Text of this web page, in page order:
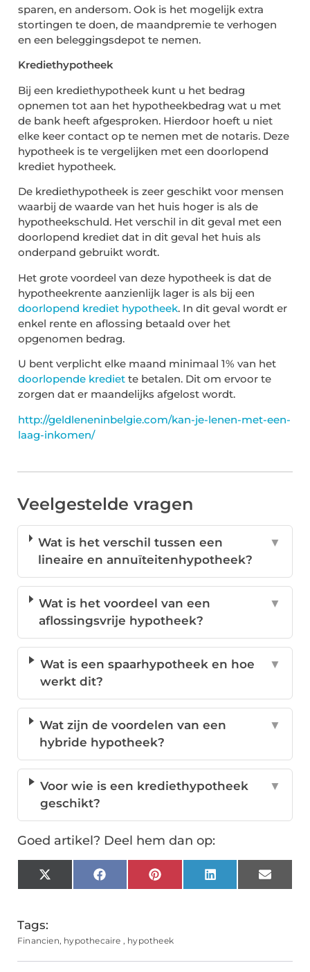
sparen, en andersom. Ook is het mogelijk extra
stortingen te doen, de maandpremie te verhogen
en een beleggingsdepot te nemen.
Krediethypotheek
Bij een krediethypotheek kunt u het bedrag
opnemen tot aan het hypotheekbedrag wat u met
de bank heeft afgesproken. Hierdoor hoeft u niet
elke keer contact op te nemen met de notaris. Deze
hypotheek is te vergelijken met een doorlopend
krediet hypotheek.
De krediethypotheek is zeer geschikt voor mensen
waarbij de waarde van het huis hoger is als de
hypotheekschuld. Het verschil in dit geval met een
doorlopend krediet dat in dit geval het huis als
onderpand gebruikt wordt.
Het grote voordeel van deze hypotheek is dat de
hypotheekrente aanzienlijk lager is als bij een
doorlopend krediet hypotheek. In dit geval wordt er
enkel rente en aflossing betaald over het
opgenomen bedrag.
U bent verplicht elke maand minimaal 1% van het
doorlopende krediet te betalen. Dit om ervoor te
zorgen dat er maandelijks afgelost wordt.
http://geldleneninbelgie.com/kan-je-lenen-met-een-
laag-inkomen/
Veelgestelde vragen
Wat is het verschil tussen een
lineaire en annuïteitenhypotheek?
▼
Wat is het voordeel van een
aflossingsvrije hypotheek?
▼
Wat is een spaarhypotheek en hoe
werkt dit?
▼
Wat zijn de voordelen van een
hybride hypotheek?
▼
Voor wie is een krediethypotheek
geschikt?
▼
Goed artikel? Deel hem dan op:
X
(Twitter)
FacebookPinterestLinkedInEmail
Tags:
Financien, hypothecaire , hypotheek